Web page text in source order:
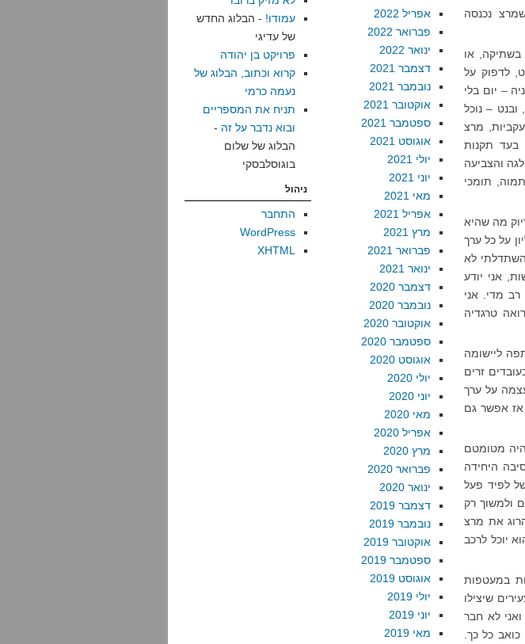
נכנסה
מרצ תמכה בפעילות הרצחנית ביותר של צה”ל בגדה המערבית מאז 2006. בשתיקה, או
לדפוק על
– יום בלי
– נוכל
מרצ
בעד תקנות
והצביעה
תומכי
מה שהיא
על כל ערך
השתדלתי לא
אני יודע
מדי. אני
טרגדיה
ליישומה
זרים
על ערך
אז אפשר גם
היה מטומטם
היחידה
לפיד פעל
ולמשוך רק
כדי להרוג את מרצ
יוכל לרכב
במעטפות
שיצילו
לא חבר
כל כך.
אפריל 2022
פברואר 2022
ינואר 2022
דצמבר 2021
נובמבר 2021
אוקטובר 2021
ספטמבר 2021
אוגוסט 2021
יולי 2021
יוני 2021
מאי 2021
אפריל 2021
מרץ 2021
פברואר 2021
ינואר 2021
דצמבר 2020
נובמבר 2020
אוקטובר 2020
ספטמבר 2020
אוגוסט 2020
יולי 2020
יוני 2020
מאי 2020
אפריל 2020
מרץ 2020
פברואר 2020
ינואר 2020
דצמבר 2019
נובמבר 2019
אוקטובר 2019
ספטמבר 2019
אוגוסט 2019
יולי 2019
יוני 2019
מאי 2019
עמודו! - הבלוג החדש
של עדיגי
פרויקט בן יהודה
קרוא וכתוב, הבלוג של
נעמה כרמי
תניח את המספריים
ובוא נדבר על זה -
הבלוג של שלום
בוגוסלבסקי
ניהול
התחבר
WordPress
XHTML